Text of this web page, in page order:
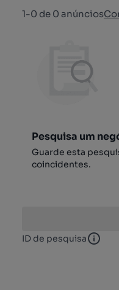
1-0 de 0 anúncios
Pesquisa um
Guarde esta
coincidentes.
ID de pesquisa ID de